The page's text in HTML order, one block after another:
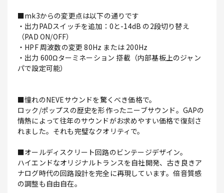
■mk3からの変更点は以下の通りです
・出力PADスイッチを追加：0と-14dB の2段切り替え
（PAD ON/OFF）
・HPF 周波数の変更 80Hz または 200Hz
・出力 600Ωターミネーション 搭載（内部基板上のジャン
パで設定可能）
■憧れのNEVEサウンドを驚くべき価格で。
ロック/ポップスの歴史を形作ったニーブサウンド。GAPの
情熱によって往年のサウンドがお求めやすい価格で復刻さ
れました。それも完璧なクオリティで。
■オールディスクリート回路のビンテージデザイン。
ハイエンドなオリジナルトランスを自社開発、古き良きア
ナログ時代の回路設計を完全に再現しています。倍音質感
の調整も自由自在。